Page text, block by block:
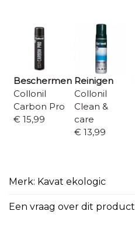
Beschermen
Collonil
Carbon Pro
€ 15,99
Reinigen
Collonil
Clean &
care
€ 13,99
Merk: Kavat ekologic
Een vraag over dit product